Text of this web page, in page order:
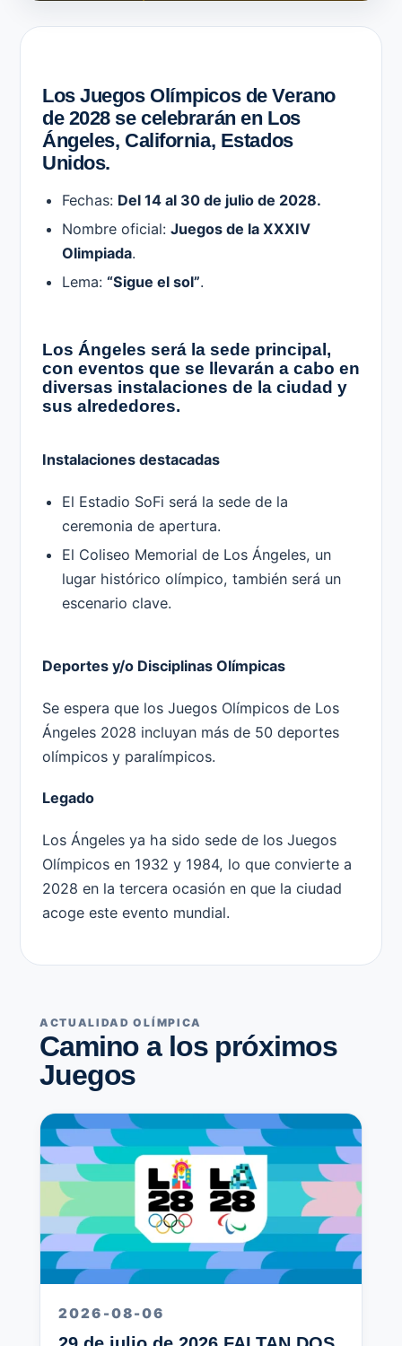
Los Juegos Olímpicos de Verano
de 2028 se celebrarán en Los
Ángeles, California, Estados
Unidos.
Fechas: Del 14 al 30 de julio de 2028.
Nombre oficial: Juegos de la XXXIV
Olimpiada.
Lema: “Sigue el sol”.
Los Ángeles será la sede principal,
con eventos que se llevarán a cabo en
diversas instalaciones de la ciudad y
sus alrededores.
Instalaciones destacadas
El Estadio SoFi será la sede de la
ceremonia de apertura.
El Coliseo Memorial de Los Ángeles, un
lugar histórico olímpico, también será un
escenario clave.
Deportes y/o Disciplinas Olímpicas
Se espera que los Juegos Olímpicos de Los
Ángeles 2028 incluyan más de 50 deportes
olímpicos y paralímpicos.
Legado
Los Ángeles ya ha sido sede de los Juegos
Olímpicos en 1932 y 1984, lo que convierte a
2028 en la tercera ocasión en que la ciudad
acoge este evento mundial.
ACTUALIDAD OLÍMPICA
Camino a los próximos
Juegos
2026-08-06